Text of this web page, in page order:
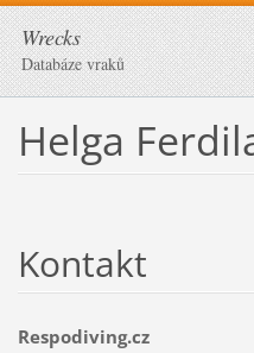
Wrecks
Databáze vraků
Helga
Kontakt
Respodiving.cz